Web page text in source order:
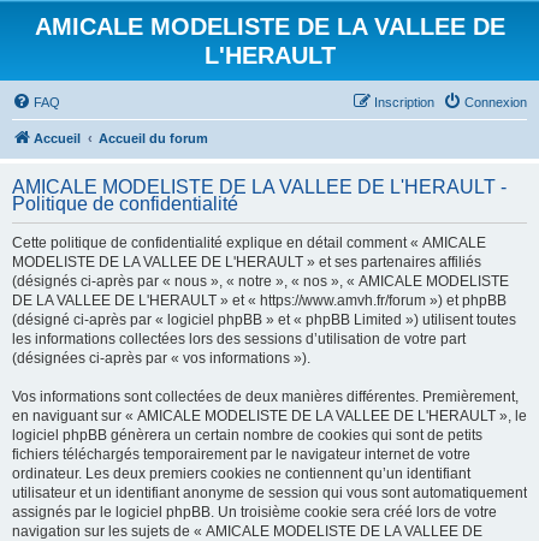
AMICALE MODELISTE DE LA VALLEE DE
L'HERAULT
FAQ Connexion
Inscription
Accueil Accueil du forum
AMICALE MODELISTE DE LA VALLEE DE L'HERAULT -
Politique de confidentialité
Cette politique de confidentialité explique en détail comment « AMICALE
MODELISTE DE LA VALLEE DE L'HERAULT » et ses partenaires affiliés
(désignés ci-après par « nous », « notre », « nos », « AMICALE MODELISTE
DE LA VALLEE DE L'HERAULT » et « https://www.amvh.fr/forum ») et phpBB
(désigné ci-après par « logiciel phpBB » et « phpBB Limited ») utilisent toutes
les informations collectées lors des sessions d’utilisation de votre part
(désignées ci-après par « vos informations »).
Vos informations sont collectées de deux manières différentes. Premièrement,
en naviguant sur « AMICALE MODELISTE DE LA VALLEE DE L'HERAULT », le
logiciel phpBB génèrera un certain nombre de cookies qui sont de petits
fichiers téléchargés temporairement par le navigateur internet de votre
ordinateur. Les deux premiers cookies ne contiennent qu’un identifiant
utilisateur et un identifiant anonyme de session qui vous sont automatiquement
assignés par le logiciel phpBB. Un troisième cookie sera créé lors de votre
navigation sur les sujets de « AMICALE MODELISTE DE LA VALLEE DE